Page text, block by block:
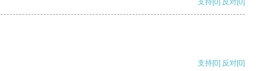
支持[0] 反对[0]
支持[0] 反对[0]